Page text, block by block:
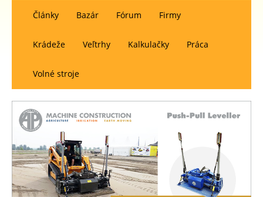
Články Bazár Fórum Firmy
Krádeže Veľtrhy Kalkulačky Práca
Volné stroje